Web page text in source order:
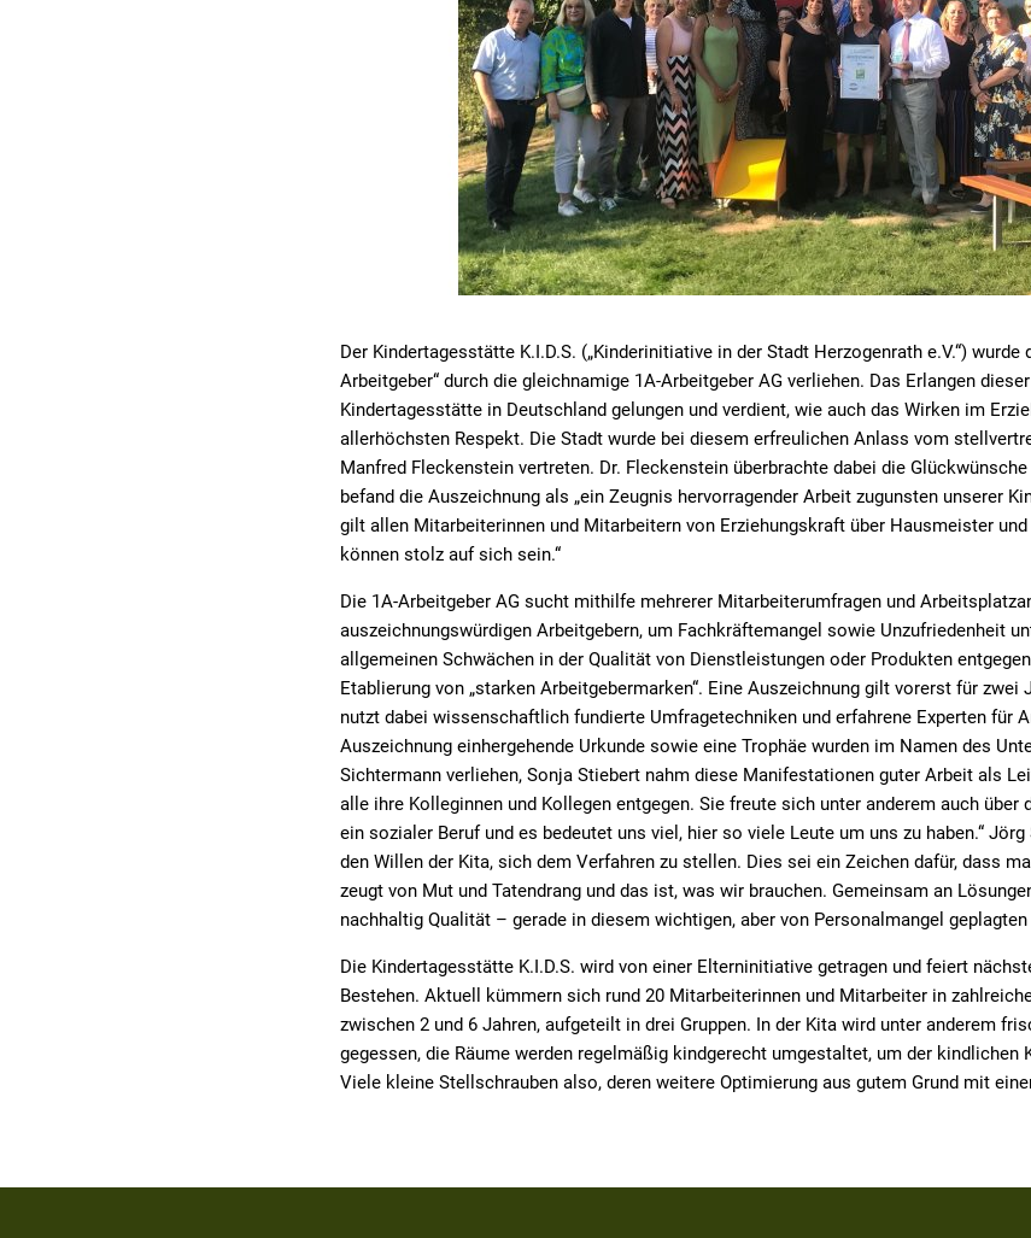
Der Kindertagesstätte K.I.D.S. („Kinderinitiative in der Stadt Herzogenrath e.V.“) wurde
Arbeitgeber“ durch die gleichnamige 1A-Arbeitgeber AG verliehen. Das Erlangen
Kindertagesstätte in Deutschland gelungen und verdient, wie auch das Wirken im
allerhöchsten Respekt. Die Stadt wurde bei diesem erfreulichen Anlass vom
Manfred Fleckenstein vertreten. Dr. Fleckenstein überbrachte dabei die
befand die Auszeichnung als „ein Zeugnis hervorragender Arbeit zugunsten unserer
gilt allen Mitarbeiterinnen und Mitarbeitern von Erziehungskraft über Hausmeister
können stolz auf sich sein.“
Die 1A-Arbeitgeber AG sucht mithilfe mehrerer Mitarbeiterumfragen und
auszeichnungswürdigen Arbeitgebern, um Fachkräftemangel sowie Unzufriedenheit
allgemeinen Schwächen in der Qualität von Dienstleistungen oder Produkten
Etablierung von „starken Arbeitgebermarken“. Eine Auszeichnung gilt vorerst für zwei
nutzt dabei wissenschaftlich fundierte Umfragetechniken und erfahrene Experten für
Auszeichnung einhergehende Urkunde sowie eine Trophäe wurden im Namen des
Sichtermann verliehen, Sonja Stiebert nahm diese Manifestationen guter Arbeit als
alle ihre Kolleginnen und Kollegen entgegen. Sie freute sich unter anderem auch über
ein sozialer Beruf und es bedeutet uns viel, hier so viele Leute um uns zu haben.“
den Willen der Kita, sich dem Verfahren zu stellen. Dies sei ein Zeichen dafür, dass
zeugt von Mut und Tatendrang und das ist, was wir brauchen. Gemeinsam an
nachhaltig Qualität – gerade in diesem wichtigen, aber von Personalmangel geplagten
Die Kindertagesstätte K.I.D.S. wird von einer Elterninitiative getragen und feiert
Bestehen. Aktuell kümmern sich rund 20 Mitarbeiterinnen und Mitarbeiter in
zwischen 2 und 6 Jahren, aufgeteilt in drei Gruppen. In der Kita wird unter anderem
gegessen, die Räume werden regelmäßig kindgerecht umgestaltet, um der kindlichen
Viele kleine Stellschrauben also, deren weitere Optimierung aus gutem Grund mit